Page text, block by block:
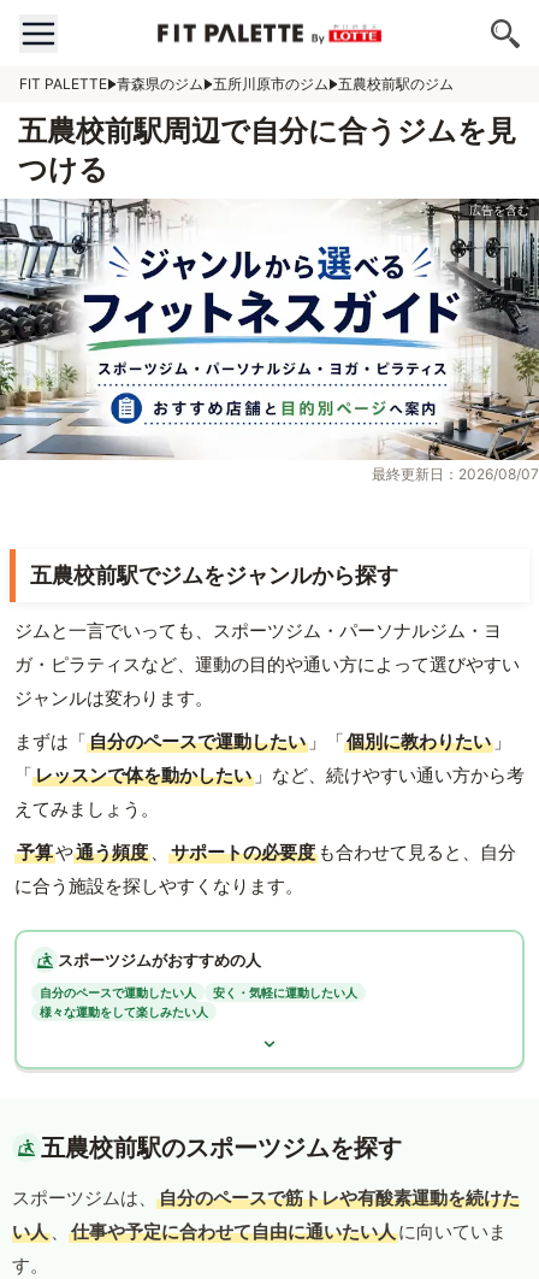
FIT PALETTE 青森県のジム 五所川原市のジム 五農校前駅のジム
五農校前駅周辺で自分に合うジムを見
つける
最終更新日：2026/08/07
五農校前駅でジムをジャンルから探す
ジムと一言でいっても、スポーツジム・パーソナルジム・ヨ
ガ・ピラティスなど、運動の目的や通い方によって選びやすい
ジャンルは変わります。
まずは「自分のペースで運動したい 」「個別に教わりたい 」
「レッスンで体を動かしたい 」など、続けやすい通い方から考
えてみましょう。
予算や通う頻度 、 サポートの必要度 も合わせて見ると、自分
に合う施設を探しやすくなります。
スポーツジムがおすすめの人
自分のペースで運動したい人
安く・気軽に運動したい人
様々な運動をして楽しみたい人
五農校前駅のスポーツジムを探す
スポーツジムは、
自分のペースで筋トレや有酸素運動を続けた
い人 、 仕事や予定に合わせて自由に通いたい人に向いていま
す。